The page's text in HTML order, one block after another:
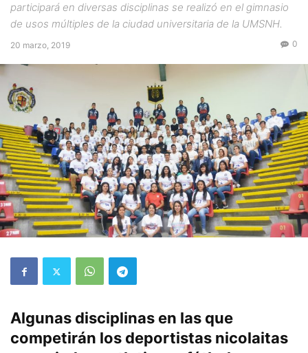
participará en diversas disciplinas se realizó en el gimnasio
de usos múltiples de la ciudad universitaria de la UMSNH.
20 marzo, 2019 0
Algunas disciplinas en las que
competirán los deportistas nicolaitas